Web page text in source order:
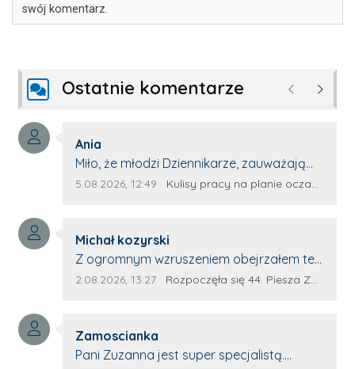
swój komentarz.
Ostatnie komentarze Poprzednie
Autor komentarza:
Ania
Treść komentarza:
Miło, że młodzi Dziennikarze, zauważają
młode talenty, które dopiero wkraczają
z nim wywiad, który przeprowadzi Pan
Artur.
Data dodania komentarza:
5.08.2026, 12:49 Źródło komentarza:
Kulisy pracy na planie oczami młodego filmowca
Autor komentarza:
Michał kozyrski
Treść komentarza:
Z ogromnym wzruszeniem obejrzałem ten
materiał. ❤️ Jestem naprawdę dumny z
pokory i wielkiego serca. Takie osoby
pokazują, że pielgrzymka nie jest tylko
Data dodania komentarza:
2.08.2026, 13:27 Źródło komentarza:
Rozpoczęła się 44. Piesza Zamojsko-Lubaczowska Pielgrzymka na Jasną Górę!
Autor komentarza:
Zamoscianka
Treść komentarza:
Pani Zuzanna jest super specjalistą.